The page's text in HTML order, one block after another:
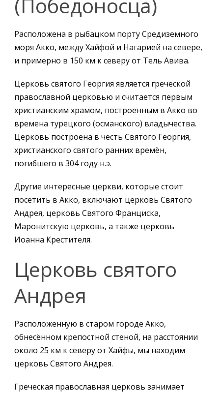
Расположена в рыбацком порту Средиземного
моря Акко, между Хайфой и Нагарией на севере,
и примерно в 150 км к северу от Тель Авива.
Церковь святого Георгия является греческой
православной церковью и считается первым
христианским храмом, построенным в Акко во
времена турецкого (османского) владычества.
Церковь построена в честь Святого Георгия,
христианского святого ранних времён,
погибшего в 304 году н.э.
Другие интересные церкви, которые стоит
посетить в Акко, включают церковь Святого
Андрея, церковь Святого Франциска,
Маронитскую церковь, а также церковь
Иоанна Крестителя.
Церковь святого
Андрея
Расположенную в старом городе Акко,
обнесённом крепостной стеной, на расстоянии
около 25 км к северу от Хайфы, мы находим
церковь Святого Андрея.
Греческая православная церковь занимает